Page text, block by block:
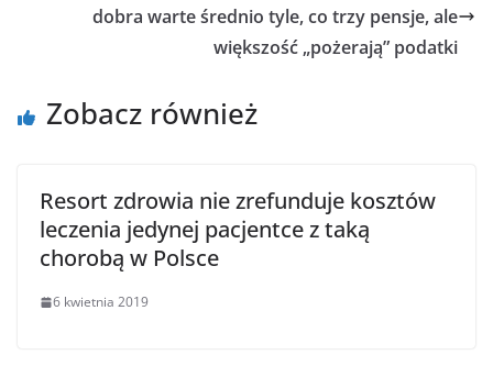
dobra warte średnio tyle, co trzy pensje, ale
większość „pożerają” podatki
Zobacz również
Resort zdrowia nie zrefunduje kosztów
leczenia jedynej pacjentce z taką
chorobą w Polsce
6 kwietnia 2019